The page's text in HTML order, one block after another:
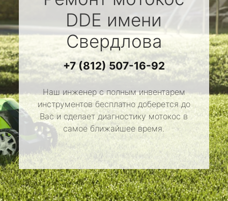
DDE имени
Свердлова
+7 (812) 507-16-92
Наш инженер с полным инвентарем
инструментов бесплатно доберется до
Вас и сделает диагностику мотокос в
самое ближайшее время.